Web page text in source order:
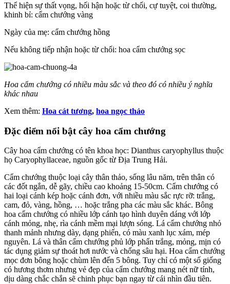
Thể hiện sự thất vọng, hối hận hoặc từ chối, cự tuyệt, coi thường,
khinh bỉ: cẩm chướng vàng
Ngày của mẹ: cẩm chướng hồng
Nếu không tiếp nhận hoặc từ chối: hoa cẩm chướng sọc
Hoa cẩm chướng có nhiều màu sắc và theo đó có nhiều ý nghĩa
khác nhau
Xem thêm: Hoa cát tương, hoa ngọc thảo
Đặc điểm nổi bật cây hoa cẩm chướng
Cây hoa cẩm chướng có tên khoa học: Dianthus caryophyllus thuộc
họ Caryophyllaceae, nguồn gốc từ Địa Trung Hải.
Cẩm chướng thuộc loại cây thân thảo, sống lâu năm, trên thân có
các đốt ngắn, dễ gãy, chiều cao khoảng 15-50cm. Cẩm chướng có
hai loại cánh kép hoặc cánh đơn, với nhiều màu sắc rực rỡ: trắng,
cam, đỏ, vàng, hồng, … hoặc trắng pha các màu sắc khác. Bông
hoa cẩm chướng có nhiều lớp cánh tạo hình duyên dáng với lớp
cánh mỏng, nhẹ, rìa cánh mềm mại lượn sóng. Lá cẩm chướng nhỏ
thanh mảnh nhưng dày, dạng phiến, có màu xanh lục xám, mép
nguyên. Lá và thân cẩm chướng phủ lớp phấn trắng, mỏng, mịn có
tác dụng giảm sự thoát hơi nước và chống sâu hại. Hoa cẩm chướng
mọc đơn bông hoặc chùm lên đến 5 bông. Tuy chỉ có một số giống
có hương thơm nhưng vẻ đẹp của cẩm chướng mang nét nữ tính,
dịu dàng chắc chắn sẽ chinh phục bạn ngay từ cái nhìn đầu tiên.